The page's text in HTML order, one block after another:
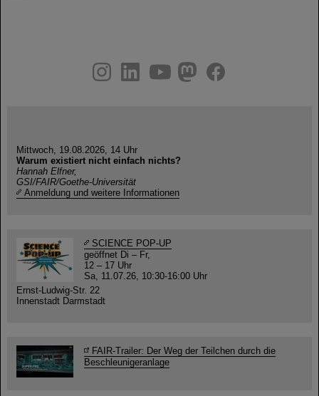
youtube
helmholtz.social
facebook
Mittwoch, 19.08.2026, 14 Uhr
Warum existiert nicht einfach nichts?
Hannah Elfner,
GSI/FAIR/Goethe-Universität
Anmeldung und weitere Informationen
SCIENCE POP-UP
geöffnet Di – Fr,
12 – 17 Uhr
Sa, 11.07.26, 10:30-16:00 Uhr
Ernst-Ludwig-Str. 22
Innenstadt Darmstadt
FAIR-Trailer: Der Weg der Teilchen durch die
Beschleunigeranlage